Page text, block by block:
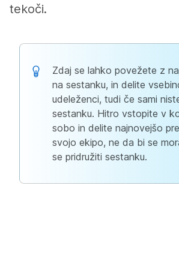
tekoči.
Zdaj se lahko povežete z
na sestanku, in delite
udeleženci, tudi če sami
sestanku. Hitro vstopite v
sobo in delite najnovejšo
svojo ekipo, ne da bi se
se pridružiti sestanku.